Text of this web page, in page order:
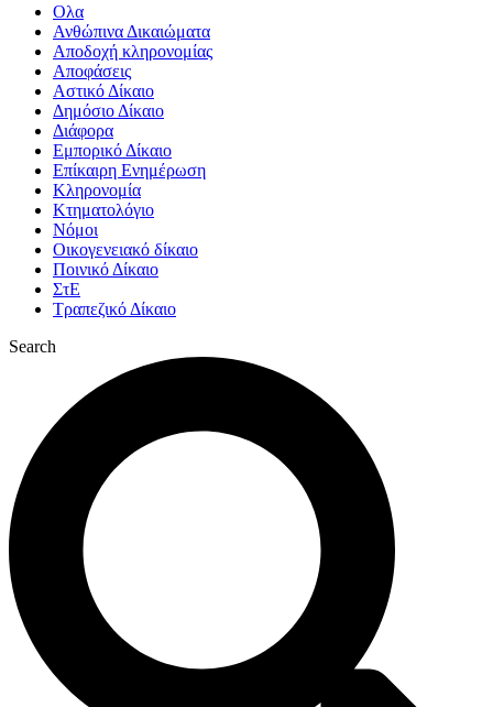
Ολα
Ανθώπινα Δικαιώματα
Aποδοχή κληρονομίας
Αποφάσεις
Αστικό Δίκαιο
Δημόσιο Δίκαιο
Διάφορα
Εμπορικό Δίκαιο
Επίκαιρη Ενημέρωση
Kληρονομία
Κτηματολόγιο
Νόμοι
Οικογενειακό δίκαιο
Ποινικό Δίκαιο
ΣτΕ
Τραπεζικό Δίκαιο
Search